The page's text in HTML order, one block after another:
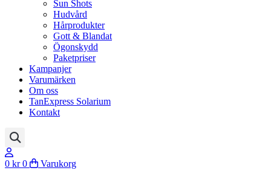
Sun Shots
Hudvård
Hårprodukter
Gott & Blandat
Ögonskydd
Paketpriser
Kampanjer
Varumärken
Om oss
TanExpress Solarium
Kontakt
0 kr 0 Varukorg